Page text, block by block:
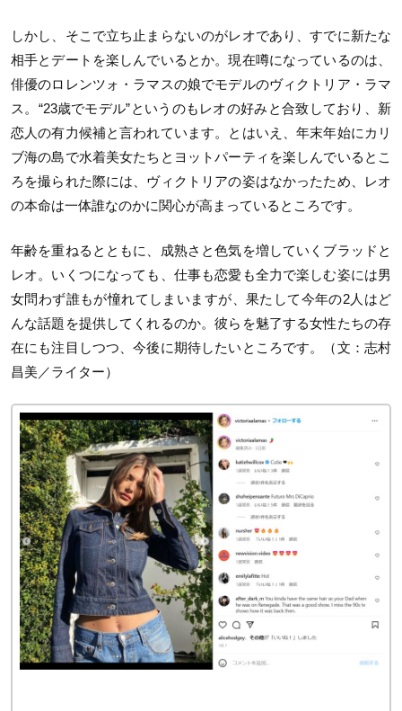
しかし、そこで立ち止まらないのがレオであり、すでに新たな
相手とデートを楽しんでいるとか。現在噂になっているのは、
俳優のロレンツォ・ラマスの娘でモデルのヴィクトリア・ラマ
ス。“23歳でモデル”というのもレオの好みと合致しており、新
恋人の有力候補と言われています。とはいえ、年末年始にカリ
ブ海の島で水着美女たちとヨットパーティを楽しんでいるとこ
ろを撮られた際には、ヴィクトリアの姿はなかったため、レオ
の本命は一体誰なのかに関心が高まっているところです。
年齢を重ねるとともに、成熟さと色気を増していくブラッドと
レオ。いくつになっても、仕事も恋愛も全力で楽しむ姿には男
女問わず誰もが憧れてしまいますが、果たして今年の2人はど
んな話題を提供してくれるのか。彼らを魅了する女性たちの存
在にも注目しつつ、今後に期待したいところです。（文：志村
昌美／ライター）